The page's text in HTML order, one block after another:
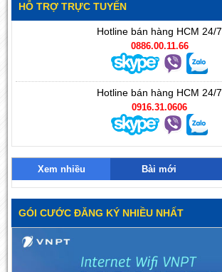
HỖ TRỢ TRỰC TUYẾN
Hotline bán hàng HCM 24/7
0886.00.11.66
Hotline bán hàng HCM 24/7
0916.31.0606
Xem nhiều Bài mới
GÓI CƯỚC ĐĂNG KÝ NHIỀU NHẤT